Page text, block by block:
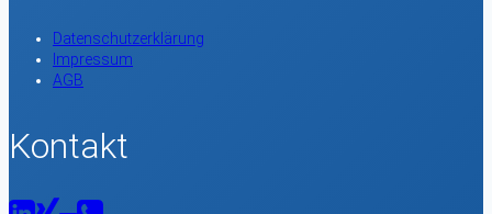
Datenschutzerklärung
Impressum
AGB
Kontakt